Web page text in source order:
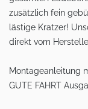
zusätzlich fein
lästige Kratzer!
direkt vom
Montageanleitung
GUTE FAHRT